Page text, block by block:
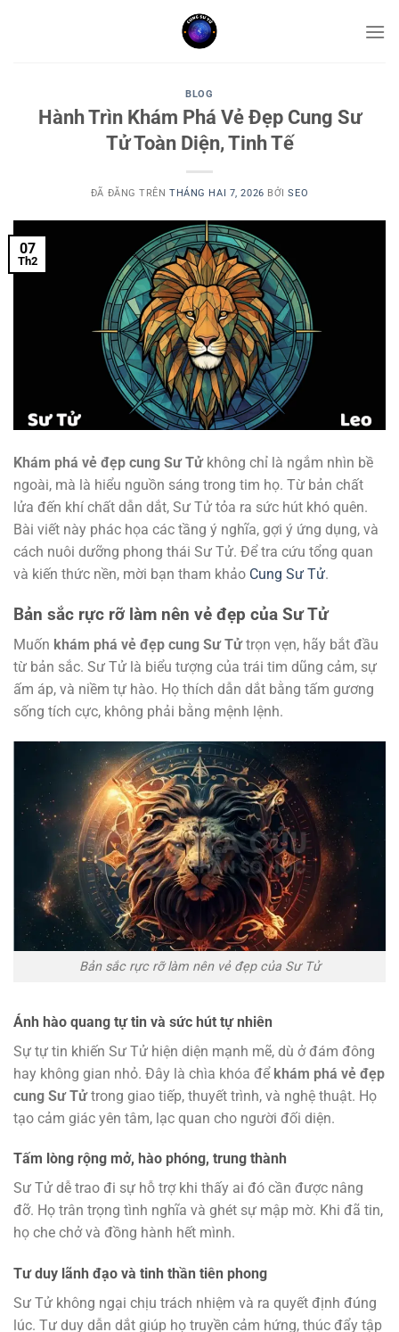
BLOG
Hành Trìn Khám Phá Vẻ Đẹp Cung Sư
Tử Toàn Diện, Tinh Tế
ĐÃ ĐĂNG TRÊNTHÁNG HAI 7, 2026 BỞISEO
07
Th2
Khám phá vẻ đẹp cung Sư Tửkhông chỉ là ngắm nhìn bề
ngoài, mà là hiểu nguồn sáng trong tim họ. Từ bản chất
lửa đến khí chất dẫn dắt, Sư Tử tỏa ra sức hút khó quên.
Bài viết này phác họa các tầng ý nghĩa, gợi ý ứng dụng, và
cách nuôi dưỡng phong thái Sư Tử. Để tra cứu tổng quan
và kiến thức nền, mời bạn tham khảo Cung Sư Tử.
Bản sắc rực rỡ làm nên vẻ đẹp của Sư Tử
Muốn khám phá vẻ đẹp cung Sư Tửtrọn vẹn, hãy bắt đầu
từ bản sắc. Sư Tử là biểu tượng của trái tim dũng cảm, sự
ấm áp, và niềm tự hào. Họ thích dẫn dắt bằng tấm gương
sống tích cực, không phải bằng mệnh lệnh.
Bản sắc rực rỡ làm nên vẻ đẹp của Sư Tử
Ánh hào quang tự tin và sức hút tự nhiên
Sự tự tin khiến Sư Tử hiện diện mạnh mẽ, dù ở đám đông
hay không gian nhỏ. Đây là chìa khóa để khám phá vẻ đẹp
cung Sư Tửtrong giao tiếp, thuyết trình, và nghệ thuật. Họ
tạo cảm giác yên tâm, lạc quan cho người đối diện.
Tấm lòng rộng mở, hào phóng, trung thành
Sư Tử dễ trao đi sự hỗ trợ khi thấy ai đó cần được nâng
đỡ. Họ trân trọng tình nghĩa và ghét sự mập mờ. Khi đã tin,
họ che chở và đồng hành hết mình.
Tư duy lãnh đạo và tinh thần tiên phong
Sư Tử không ngại chịu trách nhiệm và ra quyết định đúng
lúc. Tư duy dẫn dắt giúp họ truyền cảm hứng, thúc đẩy tập